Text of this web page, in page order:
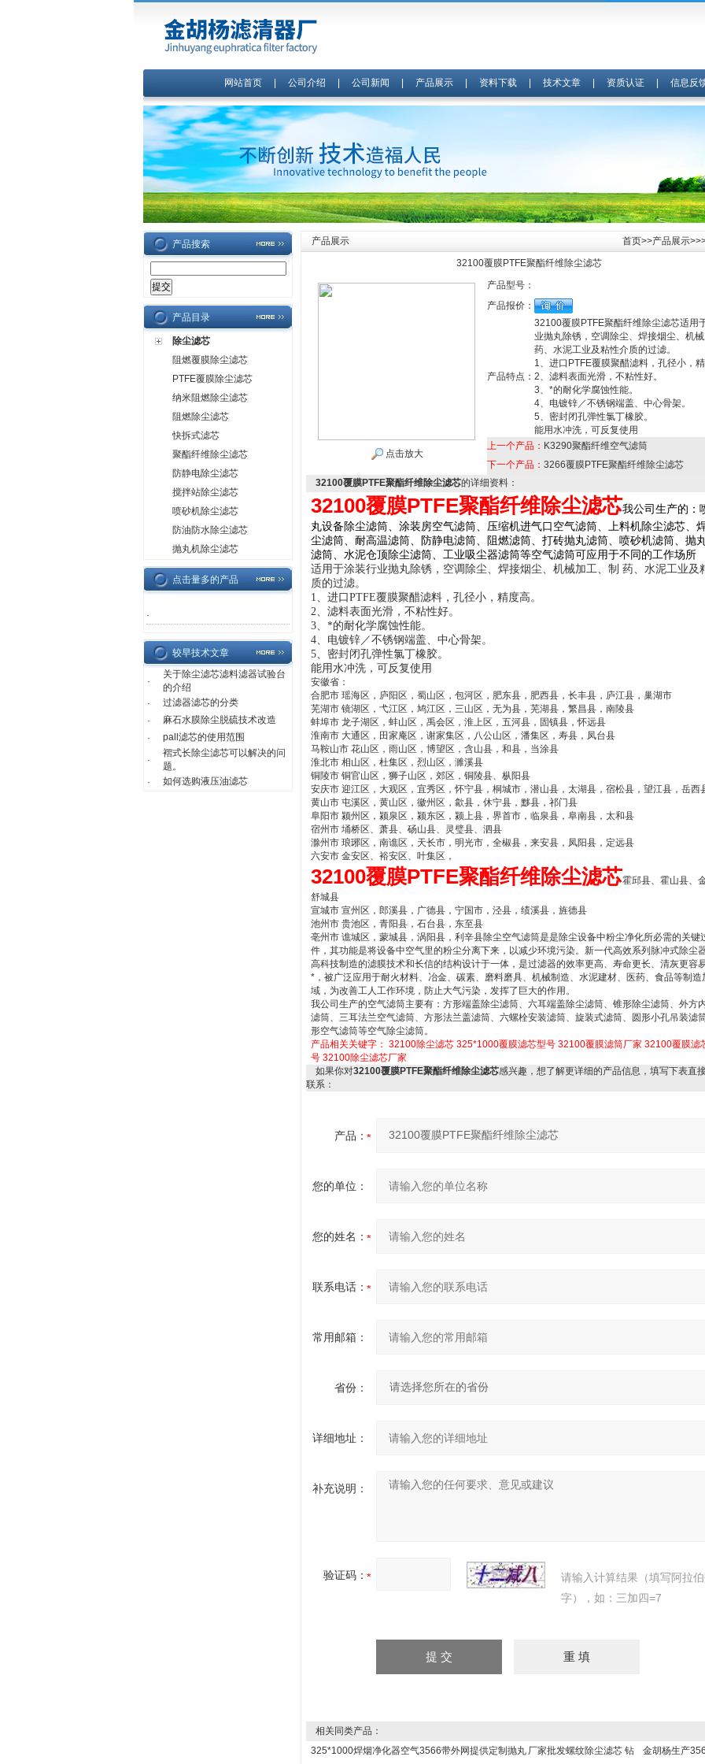
网站首页| 公司介绍 公司新闻 产品展示| 资料下载| 技术文章| 资质认证| 信息反
产品搜索
产品目录
除尘滤芯
阻燃覆膜除尘滤芯
PTFE覆膜除尘滤芯
纳米阻燃除尘滤芯
阻燃除尘滤芯
快拆式滤芯
聚酯纤维除尘滤芯
防静电除尘滤芯
搅拌站除尘滤芯
喷砂机除尘滤芯
防油防水除尘滤芯
抛丸机除尘滤芯
点击量多的产品
·
较早技术文章
·
关于除尘滤芯滤料滤器试验台
的介绍
·
过滤器滤芯的分类
·
麻石水膜除尘脱硫技术改造
·
pall滤芯的使用范围
·
褶式长除尘滤芯可以解决的问
题。
·
如何选购液压油滤芯
产品展示 首页>>产品展示
32100覆膜PTFE聚酯纤维除尘滤芯
点击放大
产品型号：
产品报价：
产品特点：
32100覆膜PTFE聚酯纤维除尘滤芯适用
业抛丸除锈，空调除尘、焊接烟尘、机
药、水泥工业及粘性介质的过滤。
1、进口PTFE覆膜聚醋滤料，孔径小，
2、滤料表面光滑，不粘性好。
3、*的耐化学腐蚀性能。
4、电镀锌／不锈钢端盖、中心骨架。
5、密封闭孔弹性氯丁橡胶。
能用水冲洗，可反复使用
上一个产品： K3290聚酯纤维空气滤筒
下一个产品： 3266覆膜PTFE聚酯纤维除尘滤芯
32100覆膜PTFE聚酯纤维除尘滤芯的详细资料：
32100覆膜PTFE聚酯纤维除尘滤芯我公司生产的：
丸设备除尘滤筒、涂装房空气滤筒、压缩机进气口空气滤筒、上料机除尘滤芯、
尘滤筒、耐高温滤筒、防静电滤筒、阻燃滤筒、打砖抛丸滤筒、喷砂机滤筒、抛
滤筒、水泥仓顶除尘滤筒、工业吸尘器滤筒等空气滤筒可应用于不同的工作场所
适用于涂装行业抛丸除锈，空调除尘、焊接烟尘、机械加工、制 药、水泥工业及
质的过滤。
1、进口PTFE覆膜聚醋滤料，孔径小，精度高。
2、滤料表面光滑，不粘性好。
3、 *的耐化学腐蚀性能。
4、电镀锌／不锈钢端盖、中心骨架。
5、密封闭孔弹性氯丁橡胶。
能用水冲洗，可反复使用
安徽省：
合肥市 瑶海区，庐阳区，蜀山区，包河区，肥东县，肥西县，长丰县，庐江县，巢湖市
芜湖市 镜湖区，弋江区，鸠江区，三山区，无为县，芜湖县，繁昌县，南陵县
蚌埠市 龙子湖区，蚌山区，禹会区，淮上区，五河县，固镇县，怀远县
淮南市 大通区，田家庵区，谢家集区，八公山区，潘集区，寿县，凤台县
马鞍山市 花山区，雨山区，博望区，含山县，和县，当涂县
淮北市 相山区，杜集区，烈山区，濉溪县
铜陵市 铜官山区，狮子山区，郊区，铜陵县、枞阳县
安庆市 迎江区，大观区，宜秀区，怀宁县，桐城市，潜山县，太湖县，宿松县，望江县，岳西
黄山市 屯溪区，黄山区，徽州区，歙县，休宁县，黟县，祁门县
阜阳市 颍州区，颍泉区，颍东区，颍上县，界首市，临泉县，阜南县，太和县
宿州市 埇桥区、萧县、砀山县、灵璧县、泗县
滁州市 琅琊区，南谯区，天长市，明光市，全椒县，来安县，凤阳县，定远县
六安市 金安区、裕安区、叶集区，
32100覆膜PTFE聚酯纤维除尘滤芯霍邱县、霍山县、
舒城县
宣城市 宣州区，郎溪县，广德县，宁国市，泾县，绩溪县，旌德县
池州市 贵池区，青阳县，石台县，东至县
亳州市 谯城区，蒙城县，涡阳县，利辛县除尘空气滤筒是是除尘设备中粉尘净化所必需的关键
件，其功能是将设备中空气里的粉尘分离下来，以减少环境污染。新一代高效系列脉冲式除尘
高科技制造的滤膜技术和长信的结构设计于一体，是过滤器的效率更高、寿命更长、清灰更容
*，被广泛应用于耐火材料、冶金、碳素、磨料磨具、机械制造、水泥建材、医药、食品等制造
域，为改善工人工作环境，防止大气污染，发挥了巨大的作用。
我公司生产的空气滤筒主要有：方形端盖除尘滤筒、六耳端盖除尘滤筒、锥形除尘滤筒、外方
滤筒、三耳法兰空气滤筒、方形法兰盖滤筒、六螺栓安装滤筒、旋装式滤筒、圆形小孔吊装滤
形空气滤筒等空气除尘滤筒。
产品相关关键字： 32100除尘滤芯 325*1000覆膜滤芯型号 32100覆膜滤筒厂家 32100覆膜滤
号 32100除尘滤芯厂家
如果你对32100覆膜PTFE聚酯纤维除尘滤芯感兴趣，想了解更详细的产品信息，填写下表直
联系：
产品：
您的单位：
您的姓名：
联系电话：
常用邮箱：
省份：
详细地址：
补充说明：
验证码：
请输入计算结果（填写阿拉
字），如：三加四=7
相关同类产品：
325*1000焊烟净化器空气3566带外网提供定制抛丸 厂家批发螺纹除尘滤芯 钻 金胡杨生产